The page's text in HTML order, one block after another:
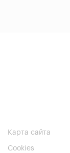
Карта сайта
Cookies